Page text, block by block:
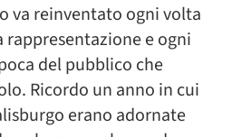
va reinventato ogni volta
rappresentazione e ogni
del pubblico che
Ricordo un anno in cui
erano adornate